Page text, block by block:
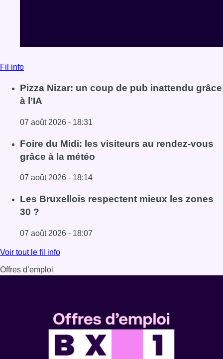
Fil info
Pizza Nizar: un coup de pub inattendu grâce
à l’IA
07 août 2026 - 18:31
Lire l'article Pizza Nizar: un coup de pub inattendu grâce
Foire du Midi: les visiteurs au rendez-vous
grâce à la météo
07 août 2026 - 18:14
Lire l'article Foire du Midi: les visiteurs au rendez-vous
Les Bruxellois respectent mieux les zones
30 ?
07 août 2026 - 18:07
Lire l'article Les Bruxellois respectent mieux les zones 30
Voir tout le fil info
Offres d’emploi